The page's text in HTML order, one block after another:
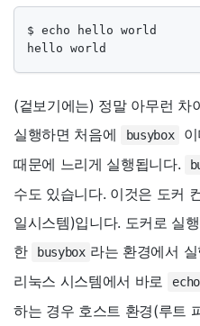
$ echo hello world
hello world
(겉보기에는) 정말 아무런 차
실행하면 처음에
busybox
때문에 느리게 실행됩니다.
수도 있습니다. 이것은 도커
일시스템)입니다. 도커로 실
한
busybox 라는 환경에서
리눅스 시스템에서 바로
하는 경우 호스트 환경(루트